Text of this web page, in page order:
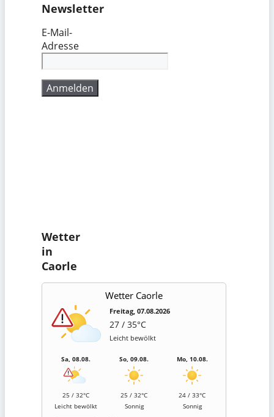
Newsletter
E-Mail-
Adresse
Wetter
in
Caorle
Wetter Caorle
Freitag, 07.08.2026
27 / 35°C
Leicht bewölkt
Sa, 08.08.
25 / 32°C
Leicht bewölkt
So, 09.08.
25 / 32°C
Sonnig
Mo, 10.08.
24 / 33°C
Sonnig